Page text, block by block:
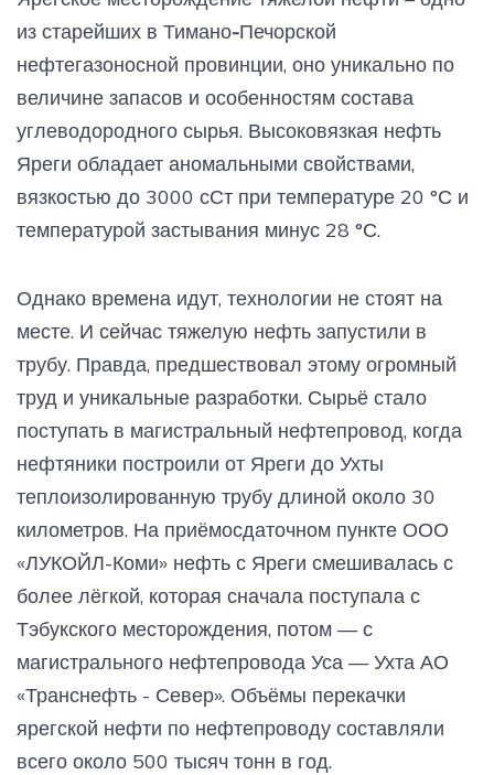
из старейших в Тимано-Печорской
нефтегазоносной провинции, оно уникально по
величине запасов и особенностям состава
углеводородного сырья. Высоковязкая нефть
Яреги обладает аномальными свойствами,
вязкостью до 3000 сСт при температуре 20 °С и
температурой застывания минус 28 °С.
Однако времена идут, технологии не стоят на
месте. И сейчас тяжелую нефть запустили в
трубу. Правда, предшествовал этому огромный
труд и уникальные разработки. Сырьё стало
поступать в магистральный нефтепровод, когда
нефтяники построили от Яреги до Ухты
теплоизолированную трубу длиной около 30
километров. На приёмосдаточном пункте ООО
«ЛУКОЙЛ-Коми» нефть с Яреги смешивалась с
более лёгкой, которая сначала поступала с
Тэбукского месторождения, потом — с
магистрального нефтепровода Уса — Ухта АО
«Транснефть - Север». Объёмы перекачки
ярегской нефти по нефтепроводу составляли
всего около 500 тысяч тонн в год.